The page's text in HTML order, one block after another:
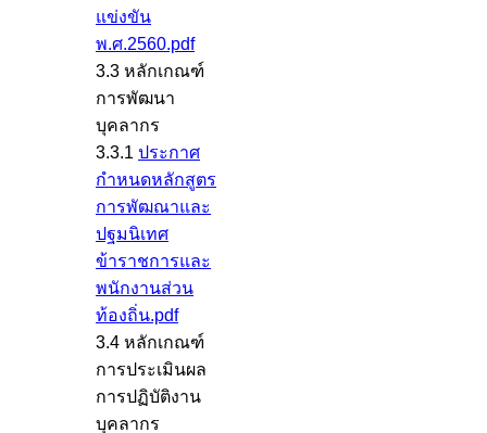
แข่งขัน
พ.ศ.2560.pdf
3.3 หลักเกณฑ์
การพัฒนา
บุคลากร
3.3.1 ประกาศ
กำหนดหลักสูตร
การพัฒณาและ
ปฐมนิเทศ
ข้าราชการและ
พนักงานส่วน
ท้องถิ่น.pdf
3.4 หลักเกณฑ์
การประเมินผล
การปฏิบัติงาน
บุคลากร